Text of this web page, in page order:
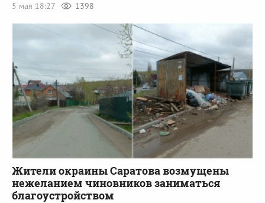
5 мая 18:27
1398
Жители окраины Саратова возмущены
нежеланием чиновников заниматься
благоустройством